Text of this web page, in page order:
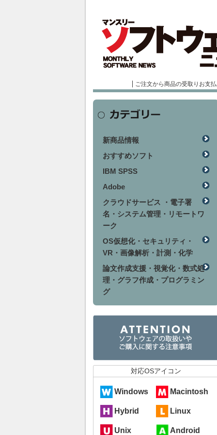
ご注文から商品の受取りお支
新商品情報
おすすめソフト
IBM SPSS
Adobe
クラウドサービス ・電子署
名・システム管理・リモートワ
ーク
OS仮想化・セキュリティ・
VR・画像解析・計測・化学
論文作成支援・視覚化・数式処
理・グラフ作成・プログラミン
グ
対応OSアイコン
Windows Macintosh
Hybrid Linux
Unix Android